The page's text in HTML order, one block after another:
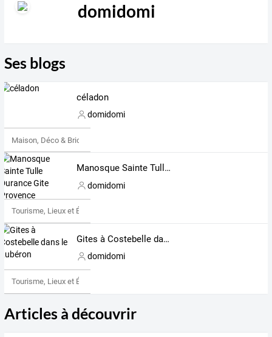
domidomi
Ses blogs
céladon
domidomi
Maison, Déco & Bricolage
Manosque Sainte Tulle Durance Gite Provence
domidomi
Tourisme, Lieux et Événements
Gites à Costebelle dans le Lubéron
domidomi
Tourisme, Lieux et Événements
Articles à découvrir